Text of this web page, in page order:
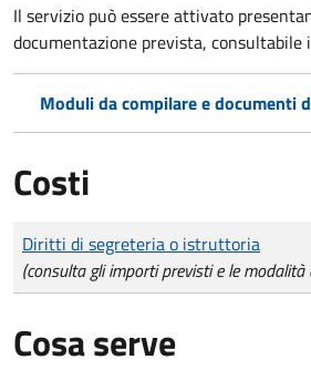
Il servizio può essere attivato
documentazione prevista, consultabile
Moduli da compilare e documenti
Costi
Tipo di pagamento
Importo
Diritti di segreteria o istruttoria
(consulta gli importi previsti e le
Cosa serve